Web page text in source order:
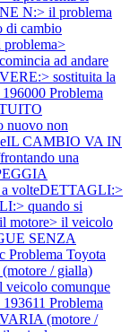
N:> il problema
di cambio
ad andare
sostituita la
Problema
non
CAMBIO VA IN
una
volteDETTAGLI:>
quando si
motore> il veicolo
SENZA
Problema Toyota
/ gialla)
comunque
Problema
(motore /